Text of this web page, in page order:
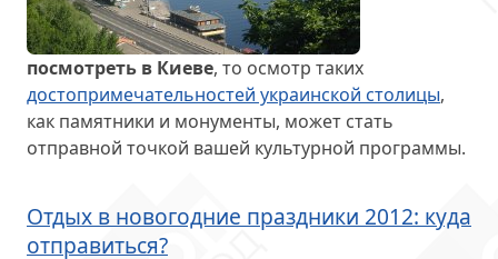
посмотреть в Киеве, то осмотр таких
достопримечательностей украинской столицы,
как памятники и монументы, может стать
отправной точкой вашей культурной программы.
Отдых в новогодние праздники 2012: куда
отправиться?